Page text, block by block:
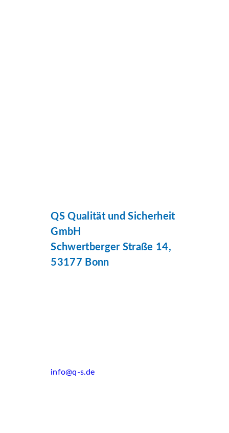
QS Qualität und Sicherheit
GmbH
Schwertberger Straße 14,
53177 Bonn
info@q-s.de